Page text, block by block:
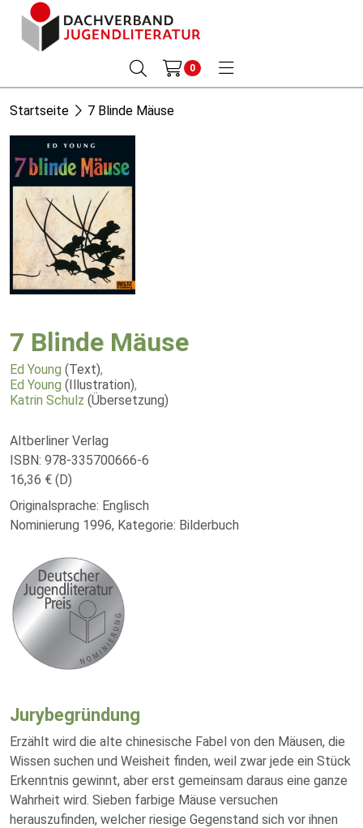
0
Startseite 7 Blinde Mäuse
7 Blinde Mäuse
Ed Young (Text),
Ed Young (Illustration),
Katrin Schulz (Übersetzung)
Altberliner Verlag
ISBN: 978-335700666-6
16,36 € (D)
Originalsprache: Englisch
Nominierung 1996, Kategorie: Bilderbuch
Jurybegründung
Erzählt wird die alte chinesische Fabel von den Mäusen, die
Wissen suchen und Weisheit finden, weil zwar jede ein Stück
Erkenntnis gewinnt, aber erst gemeinsam daraus eine ganze
Wahrheit wird. Sieben farbige Mäuse versuchen
herauszufinden, welcher riesige Gegenstand sich vor ihnen